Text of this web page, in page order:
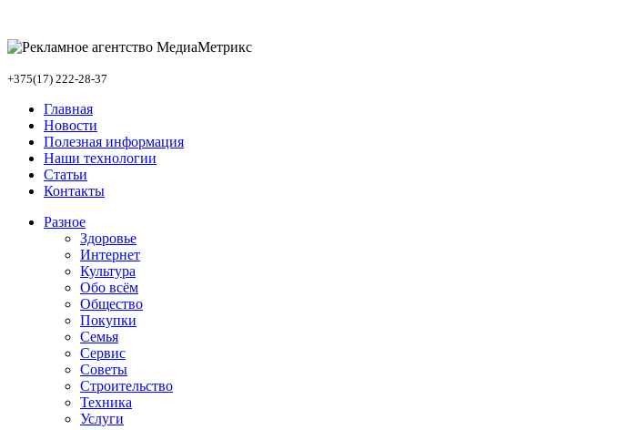
+375(17) 222-28-37
Главная
Новости
Полезная информация
Наши технологии
Статьи
Контакты
Разное
Здоровье
Интернет
Культура
Обо всём
Общество
Покупки
Семья
Сервис
Советы
Строительство
Техника
Услуги